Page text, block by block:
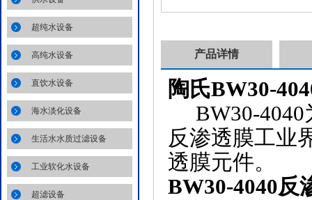
超纯水设备
高纯水设备
直饮水设备
海水淡化设备
生活水水质过滤设备
工业软化水设备
超滤设备
产品详情
陶氏BW30-
BW30-4040
反渗透膜工业
透膜元件。
BW30-4040反